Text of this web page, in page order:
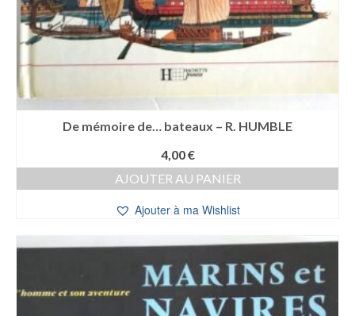
De mémoire de… bateaux – R. HUMBLE
4,00€
AJOUTER AU PANIER
Ajouter à ma Wishlist